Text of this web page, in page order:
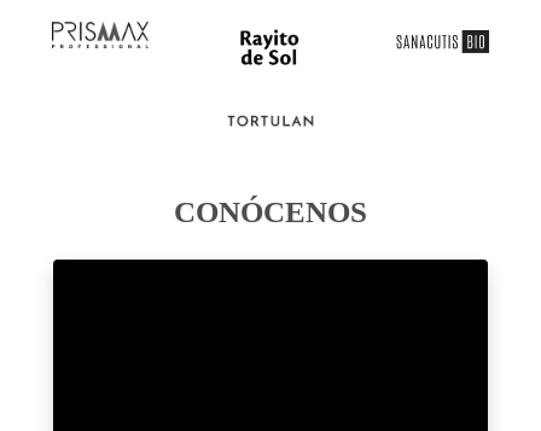
CONÓCENOS